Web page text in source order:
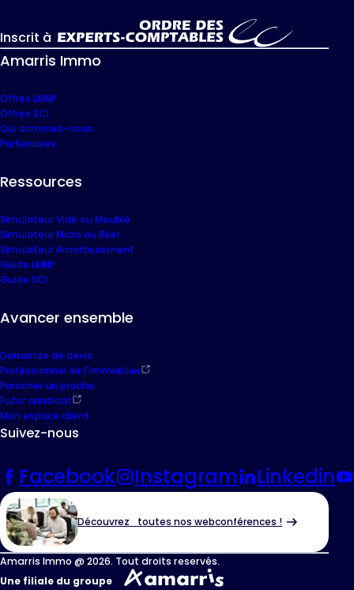
Inscrit à
Amarris Immo
Offres LMNP
Offres SCI
Qui sommes-nous
Partenaires
Ressources
Simulateur Vide ou Meublé
Simulateur Micro ou Réel
Simulateur Amortissement
Guide LMNP
Guide SCI
Avancer ensemble
Demande de devis
Professionnel de l'immobilier
Parrainer un proche
Futur candidat
Mon espace client
Suivez-nous
Facebook Instagram Linkedin
Découvrez toutes nos webconférences !
Amarris Immo @ 2026. Tout droits reservés.
Une filiale du groupe